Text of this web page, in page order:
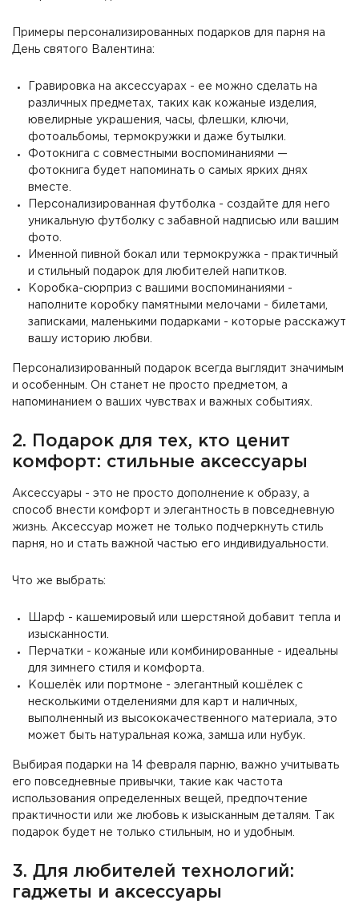
Примеры персонализированных подарков для парня на
День святого Валентина:
Гравировка на аксессуарах - ее можно сделать на
различных предметах, таких как кожаные изделия,
ювелирные украшения, часы, флешки, ключи,
фотоальбомы, термокружки и даже бутылки.
Фотокнига с совместными воспоминаниями —
фотокнига будет напоминать о самых ярких днях
вместе.
Персонализированная футболка - создайте для него
уникальную футболку с забавной надписью или вашим
фото.
Именной пивной бокал или термокружка - практичный
и стильный подарок для любителей напитков.
Коробка-сюрприз с вашими воспоминаниями -
наполните коробку памятными мелочами - билетами,
записками, маленькими подарками - которые расскажут
вашу историю любви.
Персонализированный подарок всегда выглядит значимым
и особенным. Он станет не просто предметом, а
напоминанием о ваших чувствах и важных событиях.
2. Подарок для тех, кто ценит
комфорт: стильные аксессуары
Аксессуары - это не просто дополнение к образу, а
способ внести комфорт и элегантность в повседневную
жизнь. Аксессуар может не только подчеркнуть стиль
парня, но и стать важной частью его индивидуальности.
Что же выбрать:
Шарф - кашемировый или шерстяной добавит тепла и
изысканности.
Перчатки - кожаные или комбинированные - идеальны
для зимнего стиля и комфорта.
Кошелёк или портмоне - элегантный кошёлек с
несколькими отделениями для карт и наличных,
выполненный из высококачественного материала, это
может быть натуральная кожа, замша или нубук.
Выбирая подарки на 14 февраля парню, важно учитывать
его повседневные привычки, такие как частота
использования определенных вещей, предпочтение
практичности или же любовь к изысканным деталям. Так
подарок будет не только стильным, но и удобным.
3. Для любителей технологий:
гаджеты и аксессуары